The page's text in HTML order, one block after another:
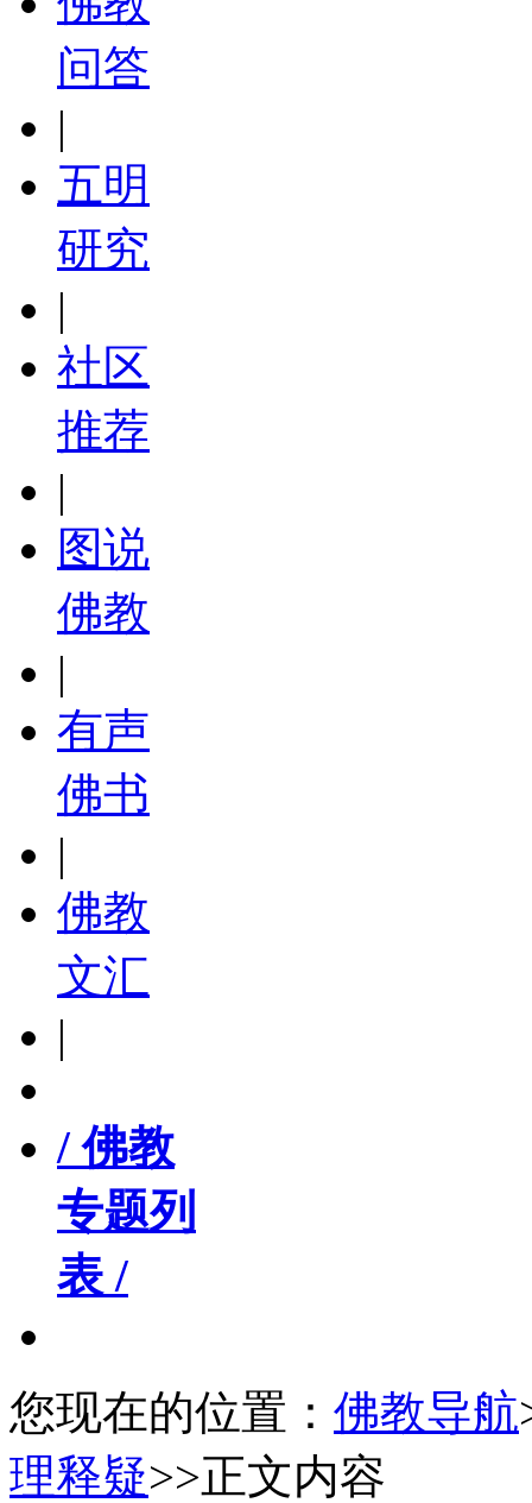
问答
|
五明
研究
|
社区
推荐
|
图说
佛教
|
有声
佛书
|
佛教
文汇
|
/ 佛教
专题列
表 /
您现在的位置： 佛教导航
理释疑>>正文内容